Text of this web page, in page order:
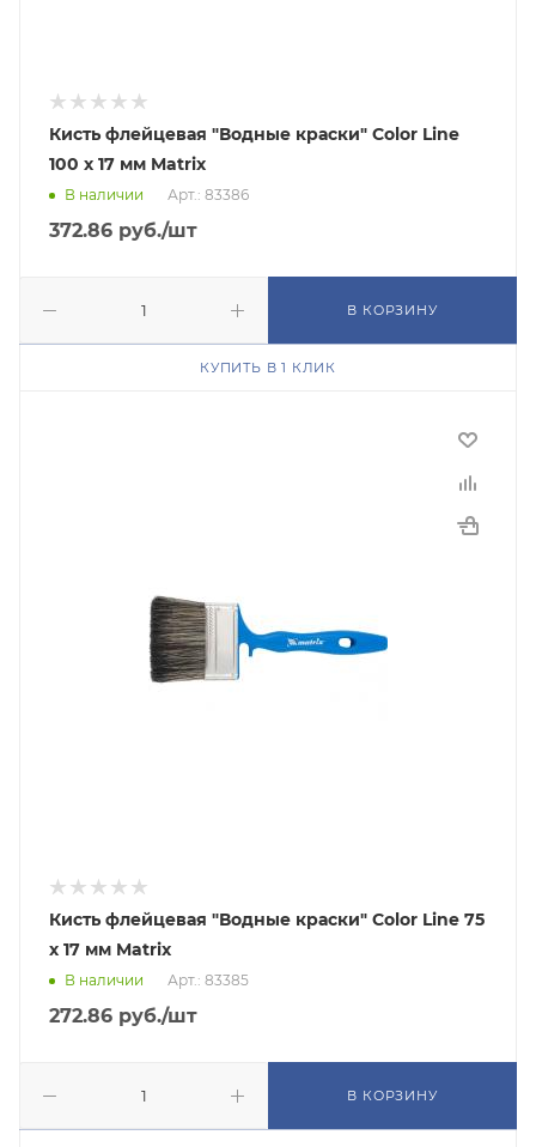
Кисть флейцевая "Водные краски" Color Line
100 х 17 мм Matrix
В наличии Арт.: 83386
372.86 руб./шт
В КОРЗИНУ
КУПИТЬ В 1 КЛИК
Кисть флейцевая "Водные краски" Color Line 75
х 17 мм Matrix
В наличии Арт.: 83385
272.86 руб./шт
В КОРЗИНУ